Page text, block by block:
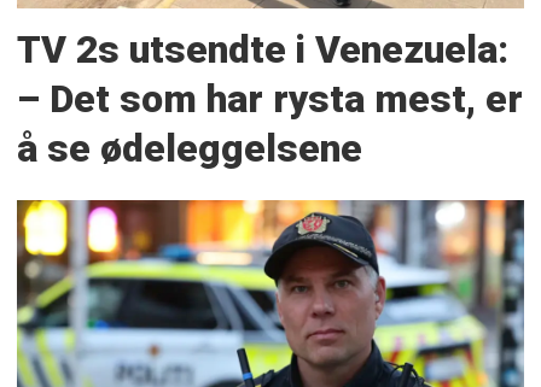
TV 2s utsendte i Venezuela:
– Det som har rysta mest, er
å se ødeleggelsene